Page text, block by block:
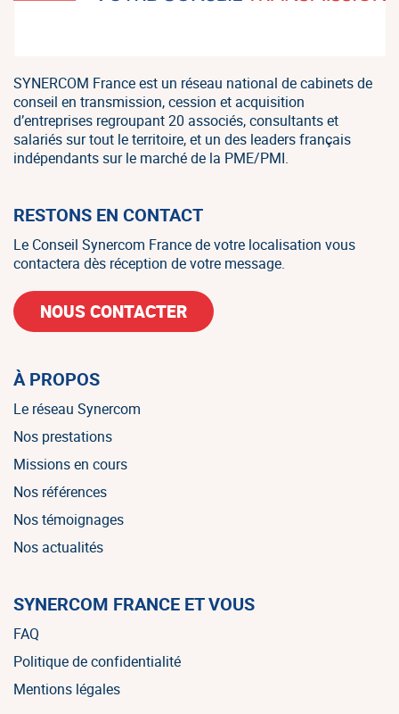
SYNERCOM France est un réseau national de cabinets de
conseil en transmission, cession et acquisition
d’entreprises regroupant 20 associés, consultants et
salariés sur tout le territoire, et un des leaders français
indépendants sur le marché de la PME/PMI.
RESTONS EN CONTACT
Le Conseil Synercom France de votre localisation vous
contactera dès réception de votre message.
NOUS CONTACTER
À PROPOS
Le réseau Synercom
Nos prestations
Missions en cours
Nos références
Nos témoignages
Nos actualités
SYNERCOM FRANCE ET VOUS
FAQ
Politique de confidentialité
Mentions légales